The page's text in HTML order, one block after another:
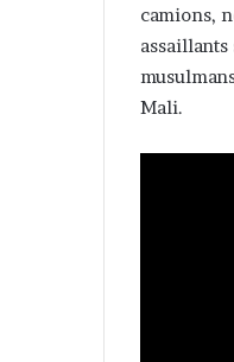
camions,
Mali.